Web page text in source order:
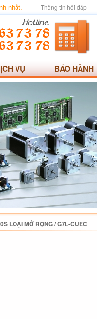
nhất. Thông tin hỏi đáp
VỤ BẢO HÀNH
LOẠI MỞ RỘNG/G7L-CUEC